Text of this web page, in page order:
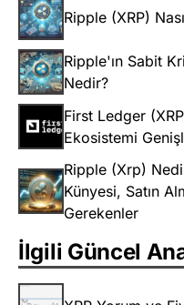
Ripple (XRP)
Ripple'ın Sabit
Nedir?
First Ledger
Ekosistemi
Ripple (Xrp)
Künyesi, Satın
Gerekenler
İlgili Güncel